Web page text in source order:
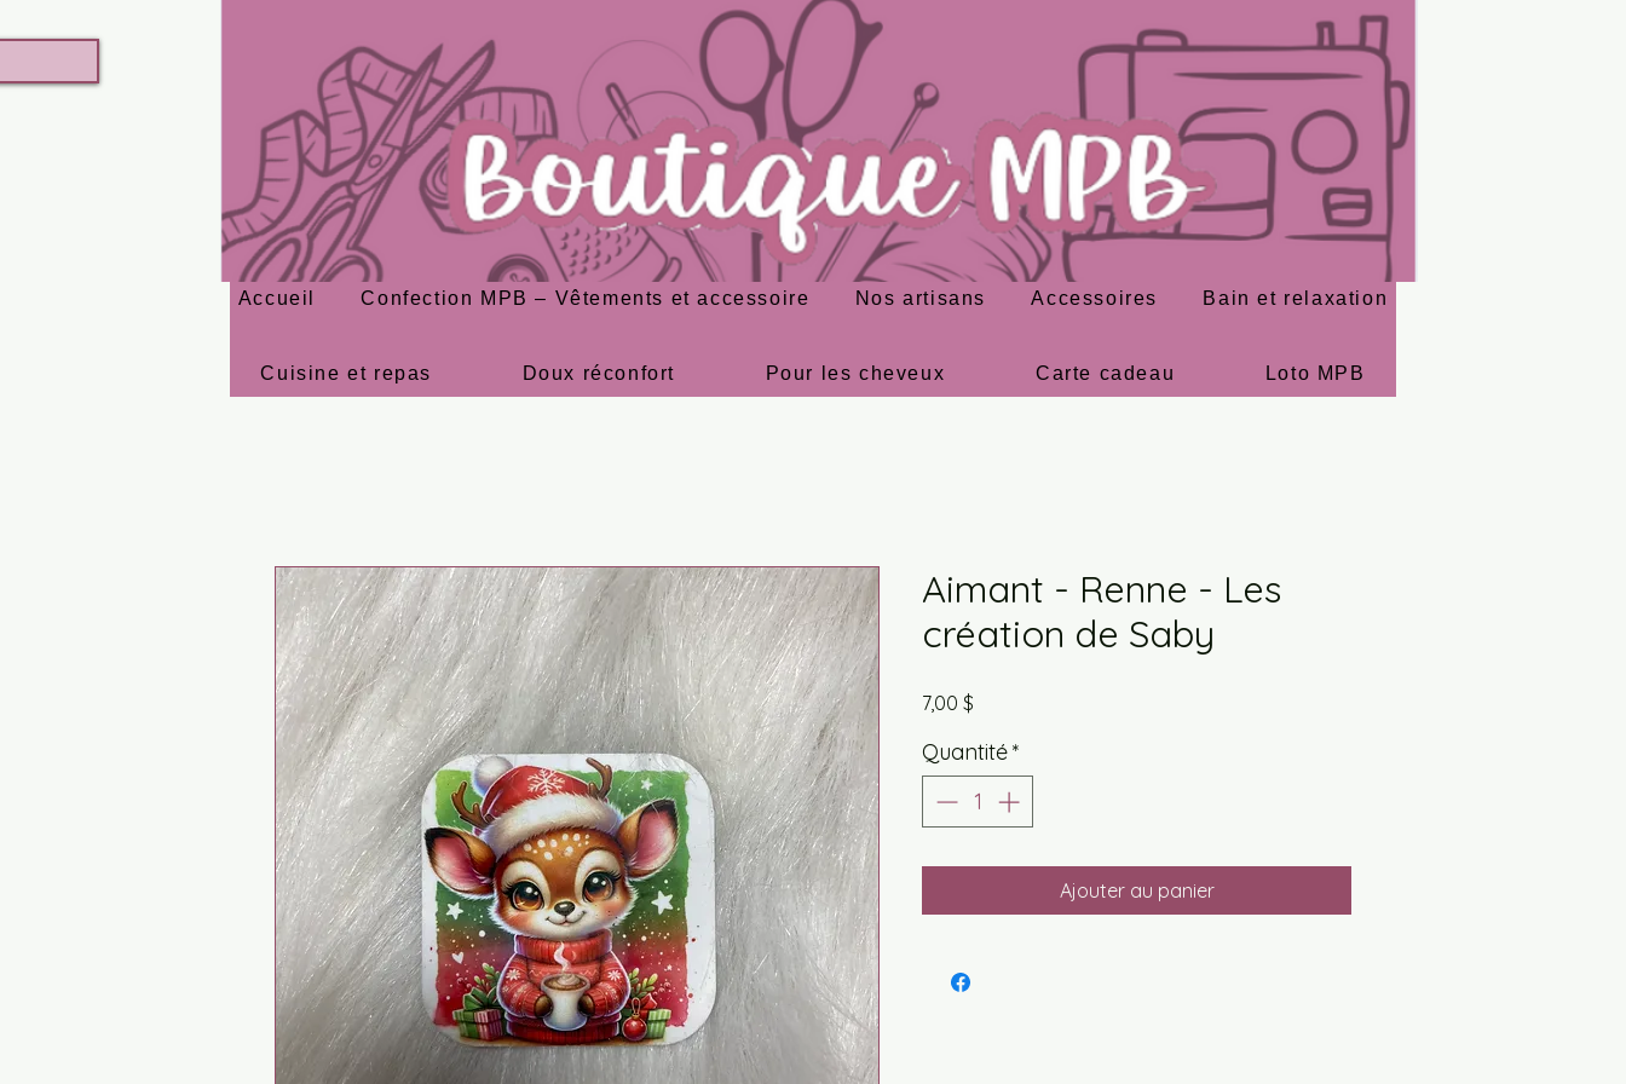
Accueil Confection MPB – Vêtements et accessoire Nos artisans Accessoires Bain et relaxation
Cuisine et repas Doux réconfort Pour les cheveux Carte cadeau Loto MPB
Aimant - Renne - Les
création de Saby
7,00 $
Quantité*
Ajouter au panier